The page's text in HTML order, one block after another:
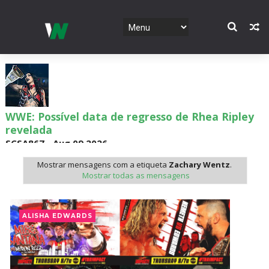
WWE: Possível data de regresso de Rhea Ripley
revelada
SCSA867- Aug 09 2026
WWE: Roman Reigns anunciado para o Survivor
Series
SCSA867-Aug 09 2026
Mostrar mensagens com a etiqueta Zachary Wentz.
Mostrar todas as mensagens
ALISHA EDWARDS